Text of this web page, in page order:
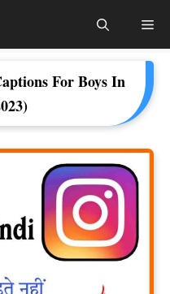
For Boys In